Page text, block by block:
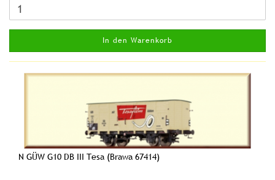
In den Warenkorb
N GÜW G10 DB III Tesa (Brawa 67414)